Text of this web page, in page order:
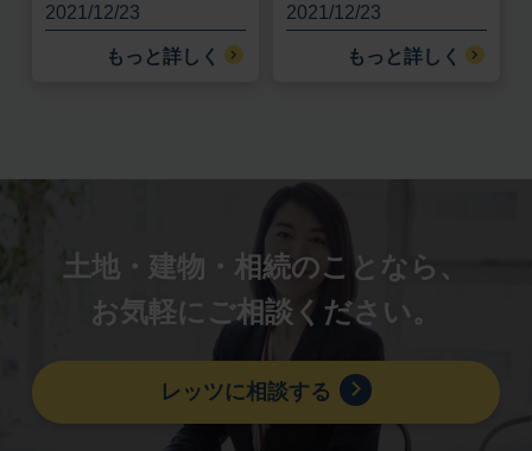
2021/12/23
もっと詳しく
2021/12/23
もっと詳しく
土地・建物・相続のことなら、
お気軽にご相談ください。
レッツに相談する